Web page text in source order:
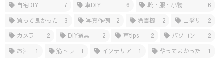
自宅DIY 7 車DIY 6 靴・服・小物
6
買って良かった
3 写真作例 2 除雪機 2 山登り
2
カメラ
2 DIY道具 2 車tips 2 パソコン
2
お酒
1 筋トレ 1 インテリア 1 やってよかった 1